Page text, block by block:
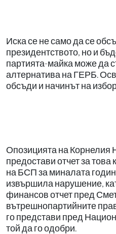
Иска се не само да се
президентството, но и
партията-майка може да
алтернатива на ГЕРБ.
обсъди и начинът на
Опозицията на Корнелия
предостави отчет за това
на БСП за миналата
извършила нарушение,
финансов отчет пред
вътрешнопартийните
го представи пред
той да го одобри.